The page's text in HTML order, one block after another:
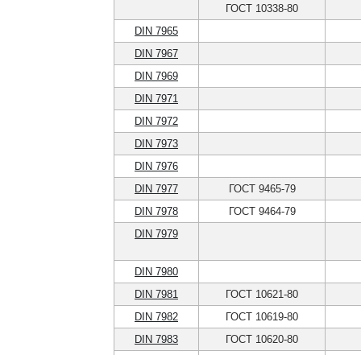
ГОСТ 10338-80
DIN 7965
DIN 7967
DIN 7969
DIN 7971
DIN 7972
DIN 7973
DIN 7976
DIN 7977
ГОСТ 9465-79
DIN 7978
ГОСТ 9464-79
DIN 7979
DIN 7980
DIN 7981
ГОСТ 10621-80
DIN 7982
ГОСТ 10619-80
DIN 7983
ГОСТ 10620-80